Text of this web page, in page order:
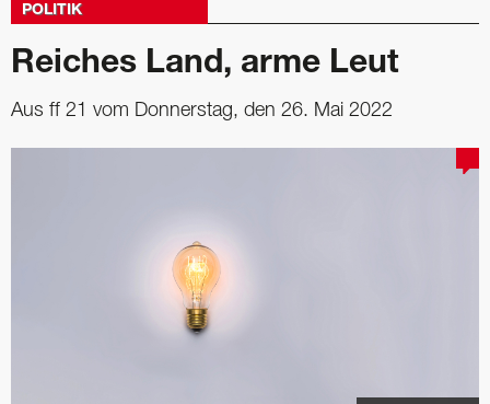
POLITIK
Reiches Land, arme Leut
Aus ff 21 vom Donnerstag, den 26. Mai 2022